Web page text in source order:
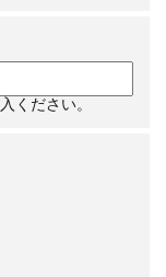
ください。